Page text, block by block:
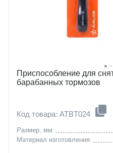
Приспособление для
барабанных тормозов
Код товара: ATBT024
Размер, мм
Материал изготовления